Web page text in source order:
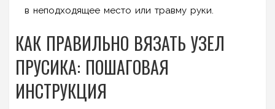
в неподходящее место или травму руки.
КАК ПРАВИЛЬНО ВЯЗАТЬ УЗЕЛ
ПРУСИКА: ПОШАГОВАЯ
ИНСТРУКЦИЯ